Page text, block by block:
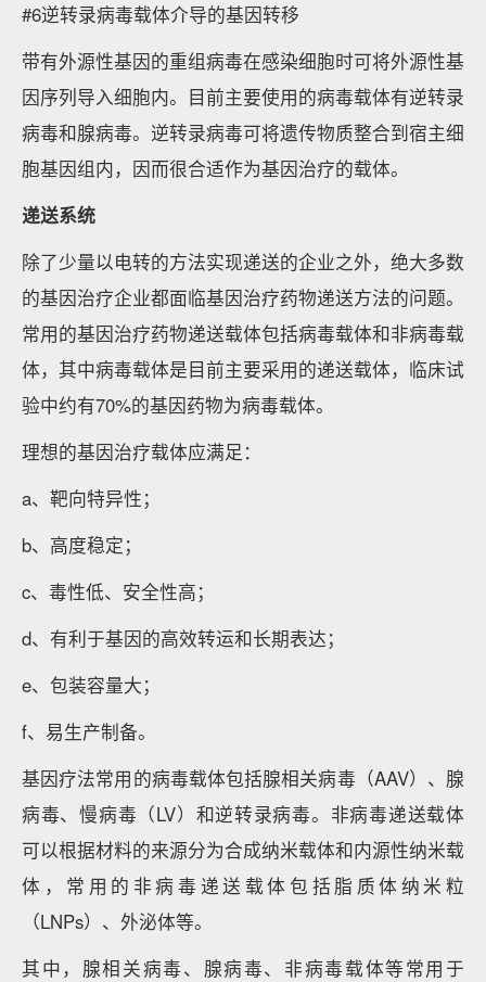
#6逆转录病毒载体介导的基因转移
带有外源性基因的重组病毒在感染细胞时可将外源性基
因序列导入细胞内。目前主要使用的病毒载体有逆转录
病毒和腺病毒。逆转录病毒可将遗传物质整合到宿主细
胞基因组内，因而很合适作为基因治疗的载体。
递送系统
除了少量以电转的方法实现递送的企业之外，绝大多数
的基因治疗企业都面临基因治疗药物递送方法的问题。
常用的基因治疗药物递送载体包括病毒载体和非病毒载
体，其中病毒载体是目前主要采用的递送载体，临床试
验中约有70%的基因药物为病毒载体。
理想的基因治疗载体应满足：
a、靶向特异性；
b、高度稳定；
c、毒性低、安全性高；
d、有利于基因的高效转运和长期表达；
e、包装容量大；
f、易生产制备。
基因疗法常用的病毒载体包括腺相关病毒（AAV）、腺
病毒、慢病毒（LV）和逆转录病毒。非病毒递送载体
可以根据材料的来源分为合成纳米载体和内源性纳米载
体，常用的非病毒递送载体包括脂质体纳米粒
（LNPs）、外泌体等。
其中，腺相关病毒、腺病毒、非病毒载体等常用于